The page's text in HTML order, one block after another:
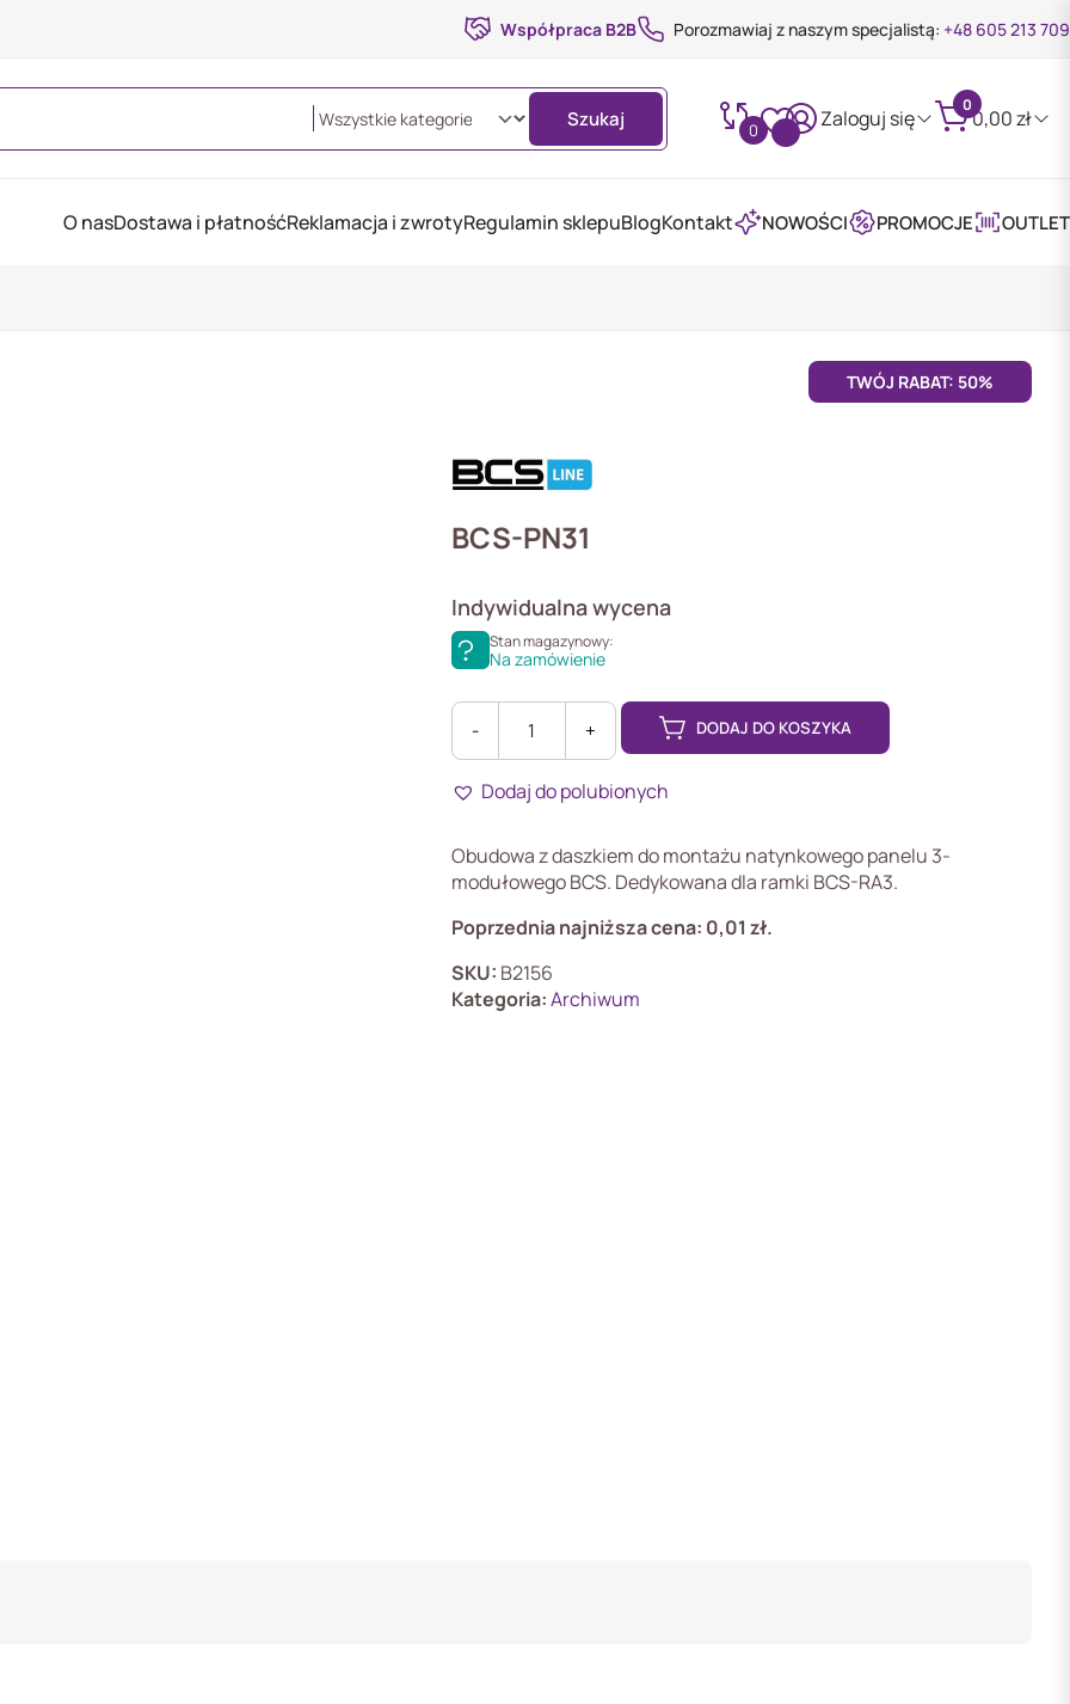
Współpraca B2B Porozmawiaj z naszym specjalistą: +48 605 213 709
Szukaj 0 Zaloguj się
0
0,00zł
O nasDostawa i płatnośćReklamacja i zwrotyRegulamin sklepuBlogKontakt NOWOŚCI PROMOCJE OUTLET
TWÓJ RABAT: 50%
BCS-PN31
Indywidualna wycena
Stan magazynowy:
Na zamówienie
-
BCS-
PN31
+ DODAJ DO KOSZYKA
Dodaj do polubionych
Obudowa z daszkiem do montażu natynkowego panelu 3-
modułowego BCS. Dedykowana dla ramki BCS-RA3.
Poprzednia najniższa cena: 0,01 zł.
SKU: B2156
Kategoria:Archiwum